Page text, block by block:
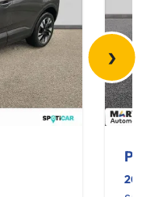
›